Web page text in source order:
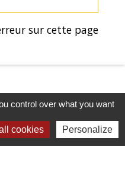
sur cette page
control over what you want
cookies Personalize